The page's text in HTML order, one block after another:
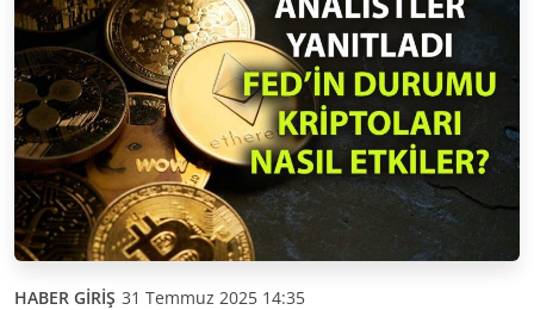
HABER GİRİŞ 31 Temmuz 2025 14:35